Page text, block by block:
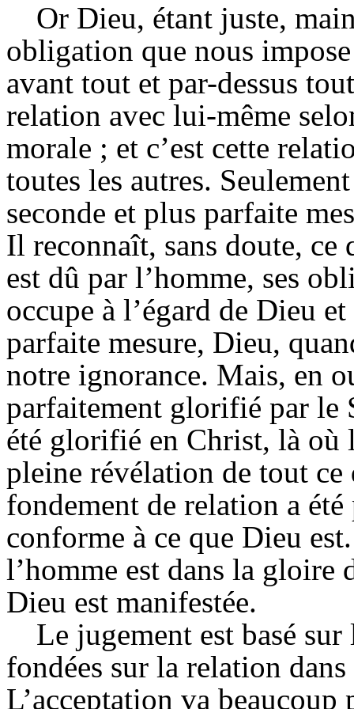
Or Dieu, étant juste,
obligation que nous
avant tout et par-dessus
relation avec lui-même
morale ; et c’est cette
toutes les autres.
seconde et plus parfaite
Il reconnaît, sans doute, ce
est dû par l’homme, ses
occupe à l’égard de Dieu
parfaite mesure, Dieu,
notre ignorance. Mais, en
parfaitement glorifié par le
été glorifié en Christ, là où
pleine révélation de tout ce
fondement de relation a
conforme à ce que Dieu
l’homme est dans la gloire
Dieu est manifestée.
Le jugement est basé
fondées sur la relation
L’acceptation va